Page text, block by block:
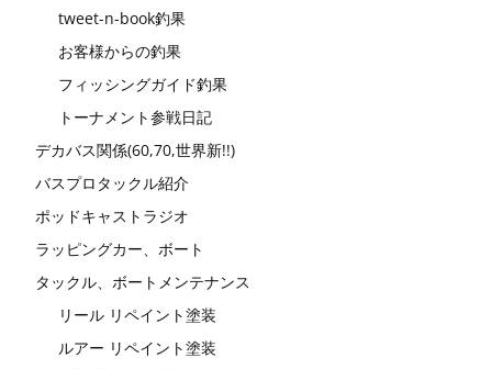
tweet-n-book釣果
お客様からの釣果
フィッシングガイド釣果
トーナメント参戦日記
デカバス関係(60,70,世界新!!)
バスプロタックル紹介
ポッドキャストラジオ
ラッピングカー、ボート
タックル、ボートメンテナンス
リール リペイント塗装
ルアー リペイント塗装